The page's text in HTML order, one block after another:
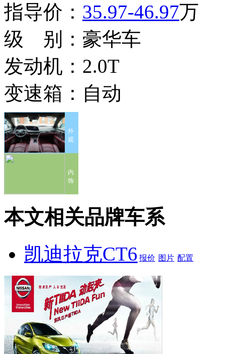
指导价： 35.97-46.97万
级 别： 豪华车
发动机： 2.0T
变速箱： 自动
外
观
内
饰
本文相关品牌车系
凯迪拉克CT6 报价 图片 配置